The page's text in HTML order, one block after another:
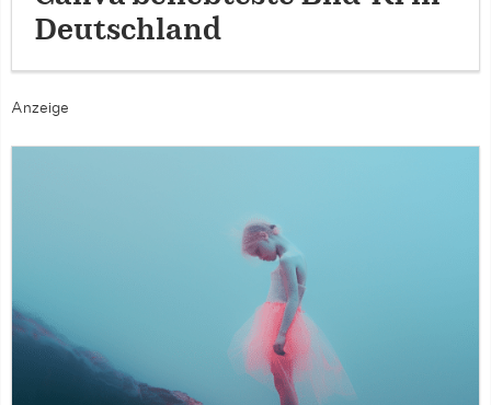
Deutschland
Anzeige